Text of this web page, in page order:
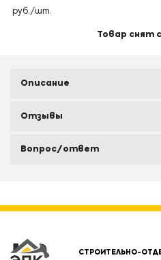
руб./шт.
Товар снят
Описание
Отзывы
Вопрос/ответ
СТРОИТЕЛЬНО-